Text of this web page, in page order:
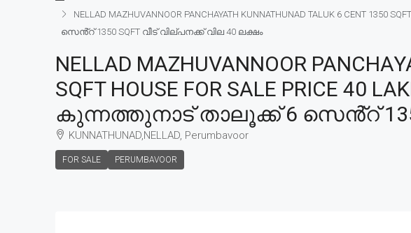
NELLAD MAZHUVANNOOR PANCHAYATH KUNNATHUNAD TALUK 6
സെൻ്റ് 1350 SQFT വീട് വില്പനക്ക് വില 40 ലക്ഷം
NELLAD MAZHUVANNOOR
SQFT HOUSE FOR SALE
കുന്നത്തുനാട് താലൂക്ക് 6 സെൻ്റ് 1350
KUNNATHUNAD,NELLAD, Perumbavoor
FOR SALE PERUMBAVOOR